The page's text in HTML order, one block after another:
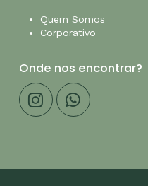
Ver Carrinho
Quem Somos
Corporativo
Onde nos encontrar?